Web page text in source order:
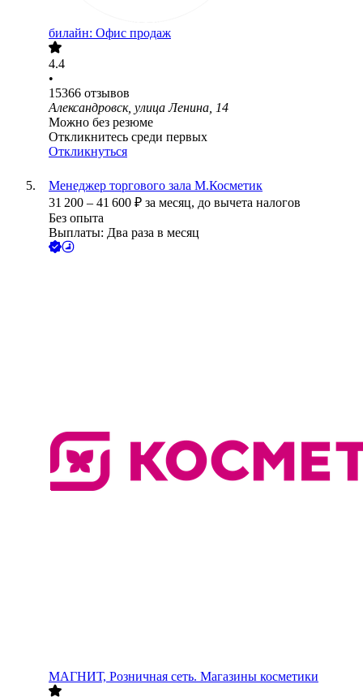
билайн: Офис продаж
4.4
•
15366 отзывов
Александровск, улица Ленина, 14
Можно без резюме
Откликнитесь среди первых
Откликнуться
Менеджер торгового зала М.Косметик
31 200 – 41 600 ₽ за месяц, до вычета налогов
Без опыта
Выплаты: Два раза в месяц
МАГНИТ, Розничная сеть. Магазины косметики